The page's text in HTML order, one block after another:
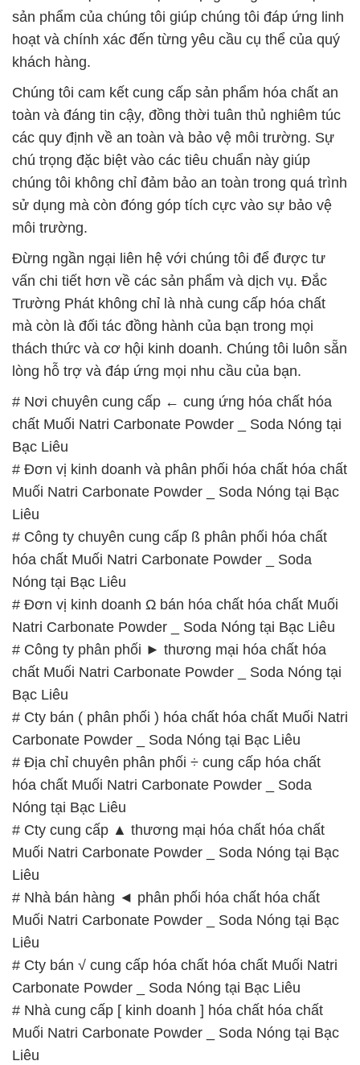
sản phẩm của chúng tôi giúp chúng tôi đáp ứng linh
hoạt và chính xác đến từng yêu cầu cụ thể của quý
khách hàng.
Chúng tôi cam kết cung cấp sản phẩm hóa chất an
toàn và đáng tin cậy, đồng thời tuân thủ nghiêm túc
các quy định về an toàn và bảo vệ môi trường. Sự
chú trọng đặc biệt vào các tiêu chuẩn này giúp
chúng tôi không chỉ đảm bảo an toàn trong quá trình
sử dụng mà còn đóng góp tích cực vào sự bảo vệ
môi trường.
Đừng ngần ngại liên hệ với chúng tôi để được tư
vấn chi tiết hơn về các sản phẩm và dịch vụ. Đắc
Trường Phát không chỉ là nhà cung cấp hóa chất
mà còn là đối tác đồng hành của bạn trong mọi
thách thức và cơ hội kinh doanh. Chúng tôi luôn sẵn
lòng hỗ trợ và đáp ứng mọi nhu cầu của bạn.
# Nơi chuyên cung cấp ← cung ứng hóa chất hóa
chất Muối Natri Carbonate Powder _ Soda Nóng tại
Bạc Liêu
# Đơn vị kinh doanh và phân phối hóa chất hóa chất
Muối Natri Carbonate Powder _ Soda Nóng tại Bạc
Liêu
# Công ty chuyên cung cấp ß phân phối hóa chất
hóa chất Muối Natri Carbonate Powder _ Soda
Nóng tại Bạc Liêu
# Đơn vị kinh doanh Ω bán hóa chất hóa chất Muối
Natri Carbonate Powder _ Soda Nóng tại Bạc Liêu
# Công ty phân phối ► thương mại hóa chất hóa
chất Muối Natri Carbonate Powder _ Soda Nóng tại
Bạc Liêu
# Cty bán ( phân phối ) hóa chất hóa chất Muối Natri
Carbonate Powder _ Soda Nóng tại Bạc Liêu
# Địa chỉ chuyên phân phối ÷ cung cấp hóa chất
hóa chất Muối Natri Carbonate Powder _ Soda
Nóng tại Bạc Liêu
# Cty cung cấp ▲ thương mại hóa chất hóa chất
Muối Natri Carbonate Powder _ Soda Nóng tại Bạc
Liêu
# Nhà bán hàng ◄ phân phối hóa chất hóa chất
Muối Natri Carbonate Powder _ Soda Nóng tại Bạc
Liêu
# Cty bán √ cung cấp hóa chất hóa chất Muối Natri
Carbonate Powder _ Soda Nóng tại Bạc Liêu
# Nhà cung cấp [ kinh doanh ] hóa chất hóa chất
Muối Natri Carbonate Powder _ Soda Nóng tại Bạc
Liêu